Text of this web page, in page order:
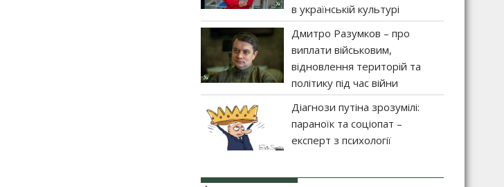
в українській культурі
Дмитро Разумков – про
виплати військовим,
відновлення територій та
політику під час війни
Діагнози путіна зрозумілі:
параноїк та соціопат –
експерт з психології